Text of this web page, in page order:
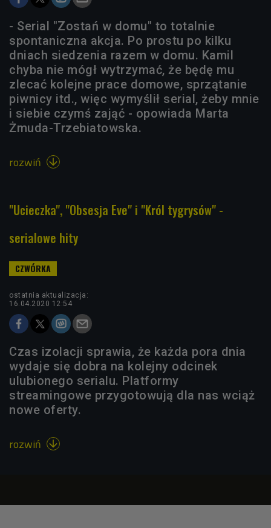
- Serial "Zostań w domu" to totalnie
spontaniczna akcja. Po prostu po kilku
dniach siedzenia razem w domu. Kamil
chyba nie mógł wytrzymać, że będę mu
zlecać kolejne prace domowe, sprzątanie
piwnicy itd., więc wymyślił serial, żeby mnie
i siebie czymś zająć - opowiada Marta
Żmuda-Trzebiatowska.
rozwiń 
"Ucieczka", "Obsesja Eve" i "Król tygrysów" -
serialowe hity
ostatnia aktualizacja:
16.04.2020 12:54
Czas izolacji sprawia, że każda pora dnia
wydaje się dobra na kolejny odcinek
ulubionego serialu. Platformy
streamingowe przygotowują dla nas wciąż
nowe oferty.
rozwiń 